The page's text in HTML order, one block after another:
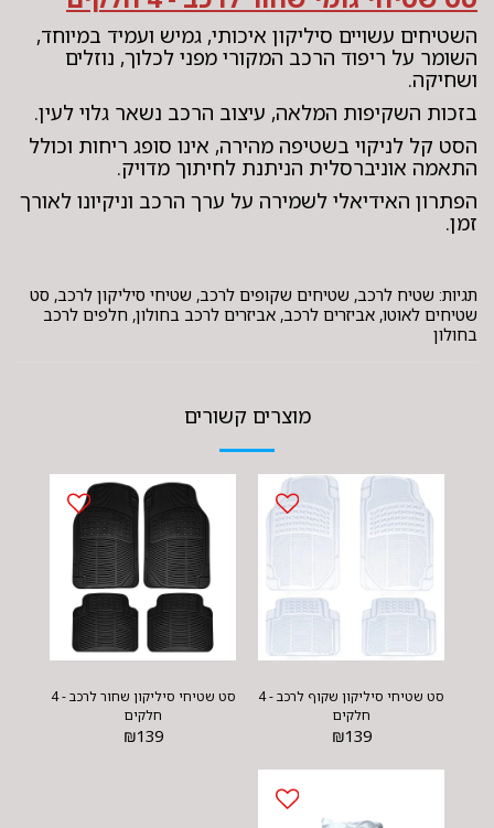
השטיחים עשויים סיליקון איכותי, גמיש ועמיד במיוחד,
השומר על ריפוד הרכב המקורי מפני לכלוך, נוזלים
ושחיקה.
בזכות השקיפות המלאה, עיצוב הרכב נשאר גלוי לעין.
הסט קל לניקוי בשטיפה מהירה, אינו סופג ריחות וכולל
התאמה אוניברסלית הניתנת לחיתוך מדויק.
הפתרון האידיאלי לשמירה על ערך הרכב וניקיונו לאורך
זמן.
תגיות: שטיח לרכב, שטיחים שקופים לרכב, שטיחי סיליקון לרכב, סט
שטיחים לאוטו, אביזרים לרכב, אביזרים לרכב בחולון, חלפים לרכב
בחולון
מוצרים קשורים
סט שטיחי סיליקון שקוף לרכב - 4
חלקים
₪139
סט שטיחי סיליקון שחור לרכב - 4
חלקים
₪139